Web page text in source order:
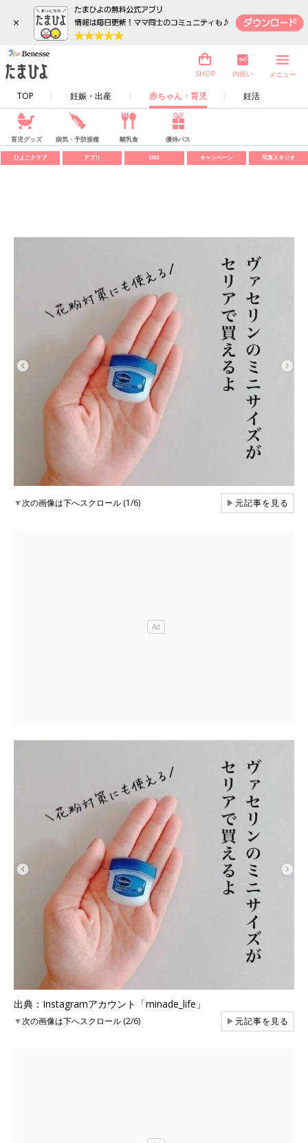
×
TOP 妊娠・出産 赤ちゃん・育児 妊活
SHOP 内祝い メニュー
育児グッズ 病気・予防接種 離乳食 優待パス
ひよこクラブ アプリ SNS キャンペーン 写真スタジオ
▼次の画像は下へスクロール (1/6) ▶元記事を見る
出典：Instagramアカウント「minade_life」
▼次の画像は下へスクロール (2/6) ▶元記事を見る